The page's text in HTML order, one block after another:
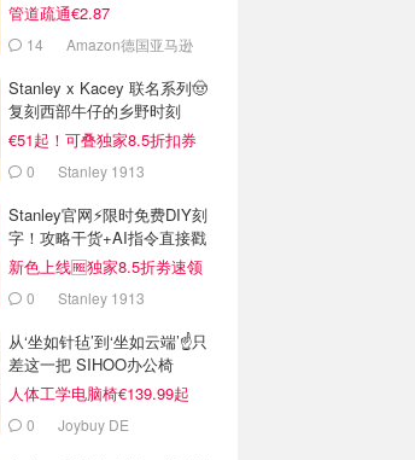
管道疏通€2.87
14 Amazon德国亚马逊
Stanley x Kacey 联名系列🤠
复刻西部牛仔的乡野时刻
€51起！可叠独家8.5折扣券
0 Stanley 1913
Stanley官网⚡️限时免费DIY刻
字！攻略干货+AI指令直接戳
新色上线🆓独家8.5折劵速领
0 Stanley 1913
从‘坐如针毡’到‘坐如云端’☝️只
差这一把 SIHOO办公椅
人体工学电脑椅€139.99起
0 Joybuy DE